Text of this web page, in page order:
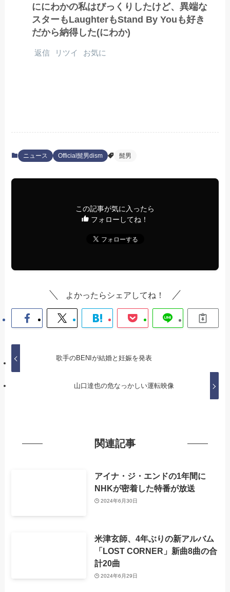
ににわかの私はびっくりしたけど、異端な
スターもLaughterもStand By Youも好き
だから納得した(にわか)
返信 リツイ お気に
ニュース Official髭男dism 髭男
この記事が気に入ったら
フォローしてね！
よかったらシェアしてね！
歌手のBENIが結婚と妊娠を発表
山口達也の危なっかしい運転映像
関連記事
アイナ・ジ・エンドの1年間に
NHKが密着した特番が放送
2024年6月30日
米津玄師、4年ぶりの新アルバム
「LOST CORNER」新曲8曲の合
計20曲
2024年6月29日